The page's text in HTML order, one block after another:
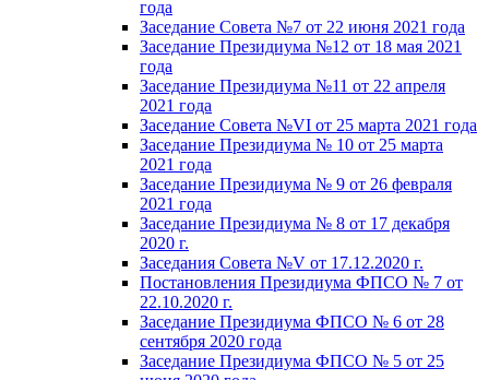
года
Заседание Совета №7 от 22 июня 2021 года
Заседание Президиума №12 от 18 мая 2021
года
Заседание Президиума №11 от 22 апреля
2021 года
Заседание Совета №VI от 25 марта 2021 года
Заседание Президиума № 10 от 25 марта
2021 года
Заседание Президиума № 9 от 26 февраля
2021 года
Заседание Президиума № 8 от 17 декабря
2020 г.
Заседания Совета №V от 17.12.2020 г.
Постановления Президиума ФПСО № 7 от
22.10.2020 г.
Заседание Президиума ФПСО № 6 от 28
сентября 2020 года
Заседание Президиума ФПСО № 5 от 25